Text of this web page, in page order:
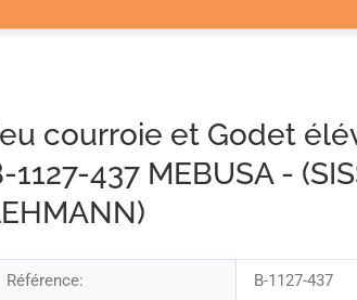
courroie et Godet
1127-437 MEBUSA -
Référence: B-1127-437